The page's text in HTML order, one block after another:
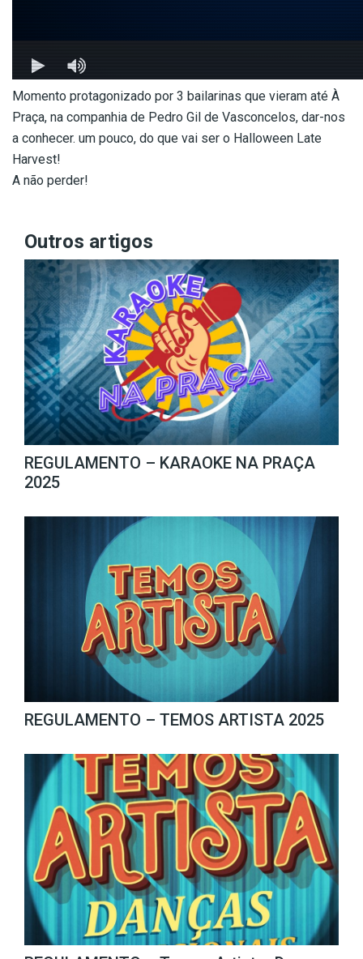
Momento protagonizado por 3 bailarinas que vieram até À
Praça, na companhia de Pedro Gil de Vasconcelos, dar-nos
a conhecer. um pouco, do que vai ser o Halloween Late
Harvest!
A não perder!
Outros artigos
REGULAMENTO – KARAOKE NA PRAÇA
2025
REGULAMENTO – TEMOS ARTISTA 2025